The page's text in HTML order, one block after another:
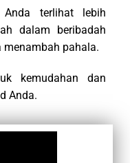
terlihat lebih
dalam beribadah
pahala.
kemudahan dan
Anda.